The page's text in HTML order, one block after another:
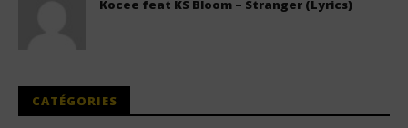
Kocee feat KS Bloom – Stranger (Lyrics)
CATÉGORIES